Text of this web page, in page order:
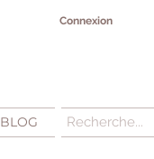
Connexion
BLOG